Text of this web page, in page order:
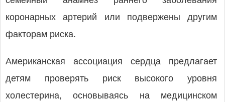
коронарных артерий или подвержены другим
факторам риска.
Американская ассоциация сердца предлагает
детям проверять риск высокого уровня
холестерина, основываясь на медицинском